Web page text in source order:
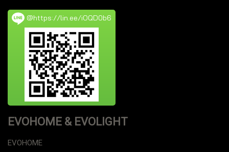
@https://lin.ee/iOQD0b6
EVOHOME & EVOLIGHT
EVOHOME